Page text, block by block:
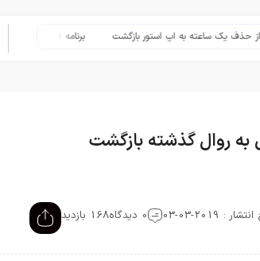
ساعته به اپ استور بازگشت برنامه Apple Upgrade معرفی شد؛ شرایط اپل برای اجاره آیفون، آیپد، مک و اپل واچ
به روال گذشته بازگشت
: 2019-03-03 0 دیدگاه 168 بازدید